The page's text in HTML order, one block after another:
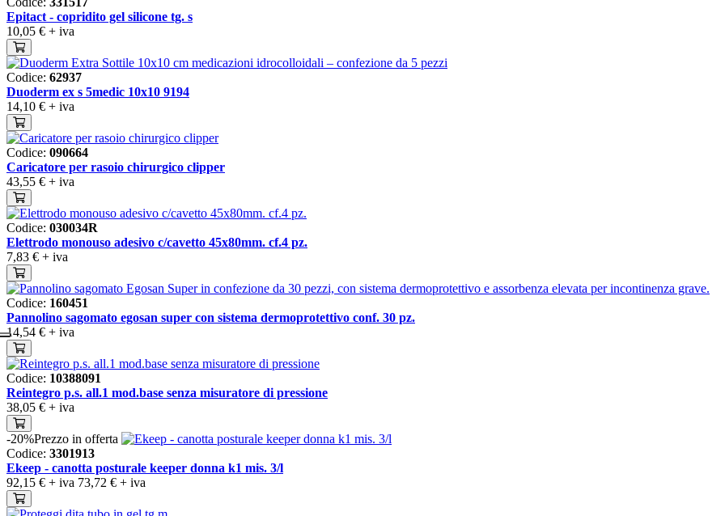
Epitact - copridito gel silicone tg. s
10,05 € + iva
Codice: 62937
Duoderm ex s 5medic 10x10 9194
14,10 € + iva
Codice: 090664
Caricatore per rasoio chirurgico clipper
43,55 € + iva
Codice: 030034R
Elettrodo monouso adesivo c/cavetto 45x80mm. cf.4 pz.
7,83 € + iva
Codice: 160451
Pannolino sagomato egosan super con sistema dermoprotettivo conf. 30 pz.
14,54 € + iva
Codice: 10388091
Reintegro p.s. all.1 mod.base senza misuratore di pressione
38,05 € + iva
-20%Prezzo in offerta
Codice: 3301913
Ekeep - canotta posturale keeper donna k1 mis. 3/l
92,15 € + iva 73,72 € + iva